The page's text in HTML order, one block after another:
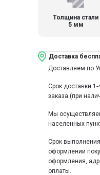
Толщина стали
5 мм
Доставка
Доставляем по
Срок доставки
заказа (при
Мы
населенных
Срок
оформлении
оформления,
оплаты.